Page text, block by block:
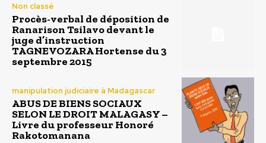
Non classé
Procès-verbal de déposition de
Ranarison Tsilavo devant le
juge d’instruction
TAGNEVOZARA Hortense du 3
septembre 2015
manipulation judiciaire à Madagascar
ABUS DE BIENS SOCIAUX
SELON LE DROIT MALAGASY –
Livre du professeur Honoré
Rakotomanana